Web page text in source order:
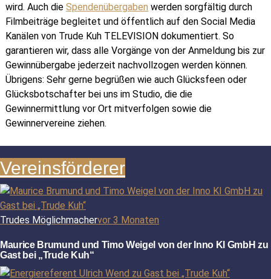
wird. Auch die Spendenübergaben werden sorgfältig durch
Filmbeiträge begleitet und öffentlich auf den Social Media
Kanälen von Trude Kuh TELEVISION dokumentiert. So
garantieren wir, dass alle Vorgänge von der Anmeldung bis zur
Gewinnübergabe jederzeit nachvollzogen werden können.
Übrigens: Sehr gerne begrüßen wie auch Glücksfeen oder
Glücksbotschafter bei uns im Studio, die die
Gewinnermittlung vor Ort mitverfolgen sowie die
Gewinnervereine ziehen.
Vereinsförderer
Trudes Möglichmachervor 3 Monaten
Maurice Brumund und Timo Weigel von der Inno KI GmbH zu
Gast bei „Trude Kuh“